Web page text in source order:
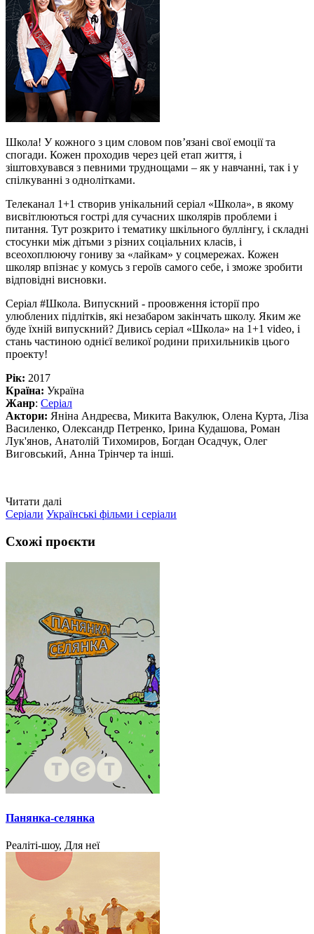
Школа! У кожного з цим словом пов’язані свої емоції та
спогади. Кожен проходив через цей етап життя, і
зіштовхувався з певними труднощами – як у навчанні, так і у
спілкуванні з однолітками.
Телеканал 1+1 створив унікальний серіал «Школа», в якому
висвітлюються гострі для сучасних школярів проблеми і
питання. Тут розкрито і тематику шкільного буллінгу, і складні
стосунки між дітьми з різних соціальних класів, і
всеохоплюючу гониву за «лайкам» у соцмережах. Кожен
школяр впізнає у комусь з героїв самого себе, і зможе зробити
відповідні висновки.
Серіал #Школа. Випускний - проовження історії про
улюблених підлітків, які незабаром закінчать школу. Яким же
буде їхній випускний? Дивись серіал «Школа» на 1+1 video, і
стань частиною однієї великої родини прихильників цього
проекту!
Рік: 2017
Країна: Україна
Жанр: Серіал
Актори: Яніна Андреєва, Микита Вакулюк, Олена Курта, Ліза
Василенко, Олександр Петренко, Ірина Кудашова, Роман
Лук'янов, Анатолій Тихомиров, Богдан Осадчук, Олег
Виговський, Анна Трінчер та інші.
Читати далі
Серіали Українські фільми і серіали
Схожі проєкти
Панянка-селянка
Реаліті-шоу, Для неї